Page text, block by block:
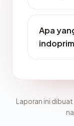
Apa
Laporan ini